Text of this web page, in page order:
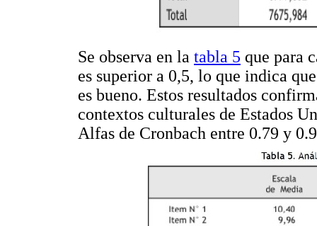
Se observa en la tabla 5 que para
es superior a 0,5, lo que indica
es bueno. Estos resultados
contextos culturales de Estados
Alfas de Cronbach entre 0.79 y